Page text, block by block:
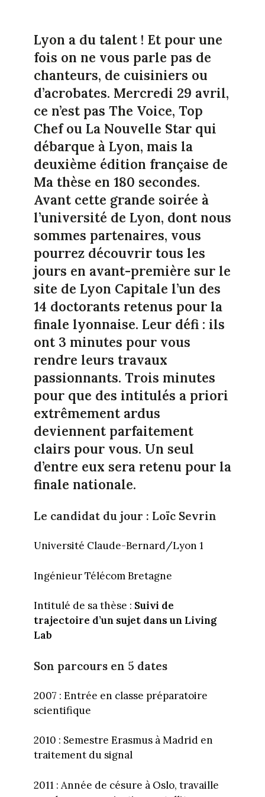
Lyon a du talent ! Et pour une
fois on ne vous parle pas de
chanteurs, de cuisiniers ou
d’acrobates. Mercredi 29 avril,
ce n’est pas The Voice, Top
Chef ou La Nouvelle Star qui
débarque à Lyon, mais la
deuxième édition française de
Ma thèse en 180 secondes.
Avant cette grande soirée à
l’université de Lyon, dont nous
sommes partenaires, vous
pourrez découvrir tous les
jours en avant-première sur le
site de Lyon Capitale l’un des
14 doctorants retenus pour la
finale lyonnaise. Leur défi : ils
ont 3 minutes pour vous
rendre leurs travaux
passionnants. Trois minutes
pour que des intitulés a priori
extrêmement ardus
deviennent parfaitement
clairs pour vous. Un seul
d’entre eux sera retenu pour la
finale nationale.
Le candidat du jour : Loïc Sevrin
Université Claude-Bernard/Lyon 1
Ingénieur Télécom Bretagne
Intitulé de sa thèse : Suivi de
trajectoire d’un sujet dans un Living
Lab
Son parcours en 5 dates
2007 : Entrée en classe préparatoire
scientifique
2010 : Semestre Erasmus à Madrid en
traitement du signal
2011 : Année de césure à Oslo, travaille